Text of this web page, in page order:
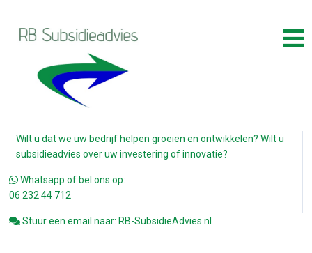
Wilt u dat we uw bedrijf helpen groeien en ontwikkelen? Wilt u
subsidieadvies over uw investering of innovatie?
Whatsapp of bel ons op:
06 232 44 712
Stuur een email naar: RB-SubsidieAdvies.nl